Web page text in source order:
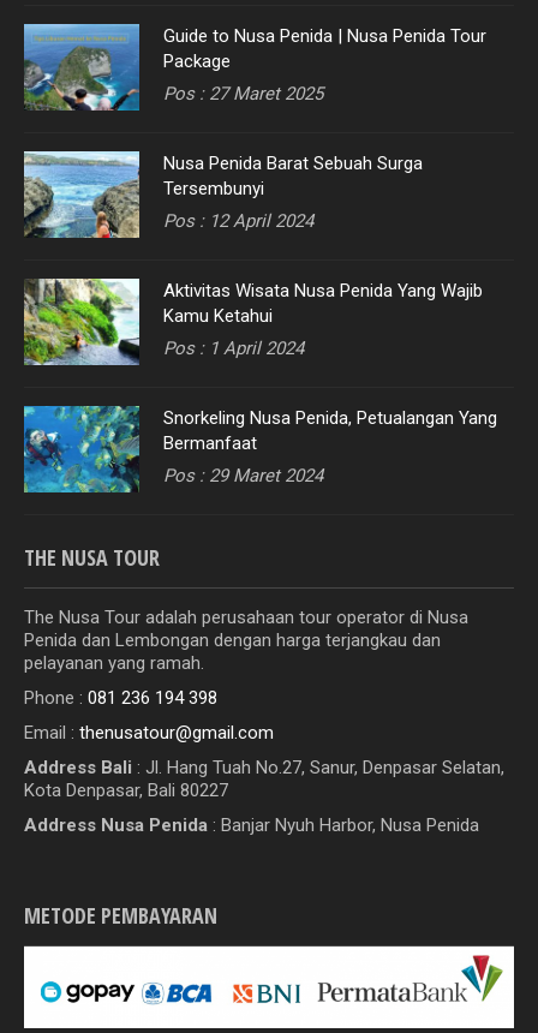
Guide to Nusa Penida | Nusa Penida Tour
Package
Pos : 27 Maret 2025
Nusa Penida Barat Sebuah Surga
Tersembunyi
Pos : 12 April 2024
Aktivitas Wisata Nusa Penida Yang Wajib
Kamu Ketahui
Pos : 1 April 2024
Snorkeling Nusa Penida, Petualangan Yang
Bermanfaat
Pos : 29 Maret 2024
THE NUSA TOUR
The Nusa Tour adalah perusahaan tour operator di Nusa
Penida dan Lembongan dengan harga terjangkau dan
pelayanan yang ramah.
Phone : 081 236 194 398
Email : thenusatour@gmail.com
Address Bali : Jl. Hang Tuah No.27, Sanur, Denpasar Selatan,
Kota Denpasar, Bali 80227
Address Nusa Penida : Banjar Nyuh Harbor, Nusa Penida
METODE PEMBAYARAN